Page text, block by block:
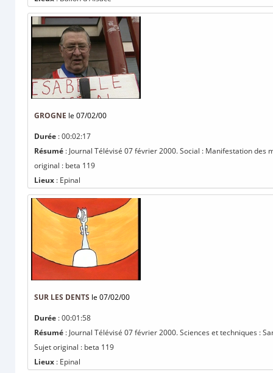
GROGNE le 07/02/00
Durée : 00:02:17
Résumé : Journal Télévisé 07 février 2000. Social : Manifestation
original : beta 119
Lieux : Epinal
SUR LES DENTS le 07/02/00
Durée : 00:01:58
Résumé : Journal Télévisé 07 février 2000. Sciences et techniques :
Sujet original : beta 119
Lieux : Epinal